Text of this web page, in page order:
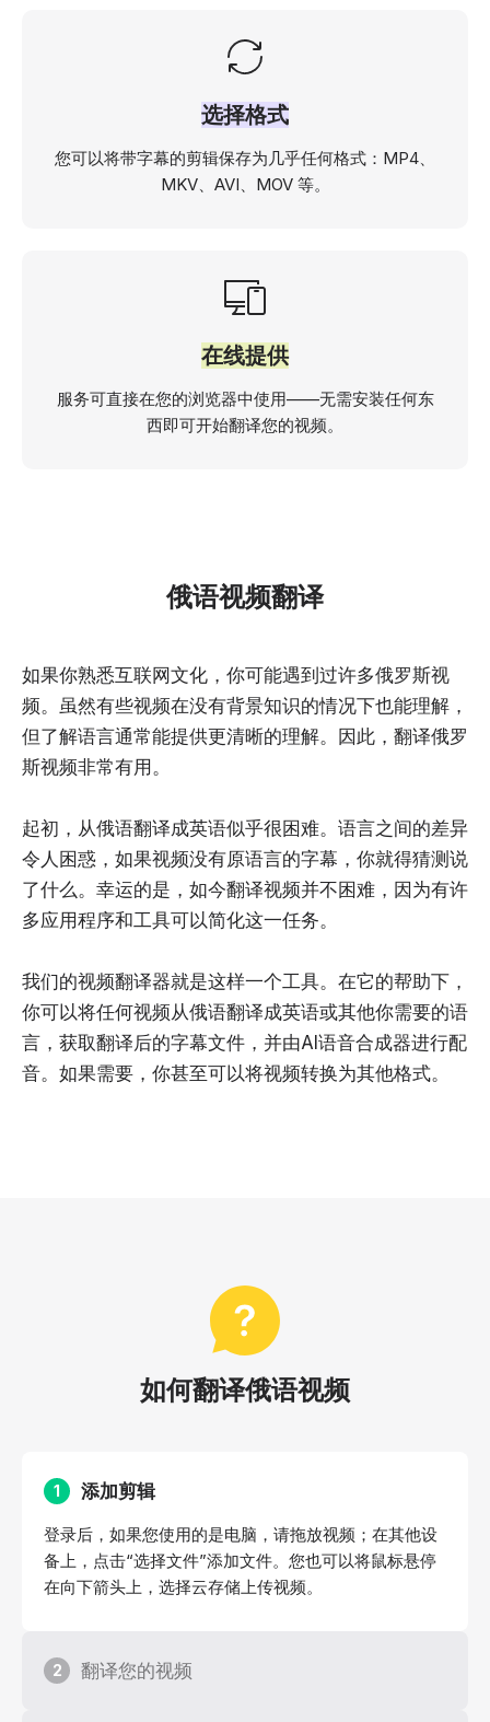
选择格式
您可以将带字幕的剪辑保存为几乎任何格式：MP4、
MKV、AVI、MOV 等。
在线提供
服务可直接在您的浏览器中使用——无需安装任何东
西即可开始翻译您的视频。
俄语视频翻译
如果你熟悉互联网文化，你可能遇到过许多俄罗斯视
频。虽然有些视频在没有背景知识的情况下也能理解，
但了解语言通常能提供更清晰的理解。因此，翻译俄罗
斯视频非常有用。
起初，从俄语翻译成英语似乎很困难。语言之间的差异
令人困惑，如果视频没有原语言的字幕，你就得猜测说
了什么。幸运的是，如今翻译视频并不困难，因为有许
多应用程序和工具可以简化这一任务。
我们的视频翻译器就是这样一个工具。在它的帮助下，
你可以将任何视频从俄语翻译成英语或其他你需要的语
言，获取翻译后的字幕文件，并由AI语音合成器进行配
音。如果需要，你甚至可以将视频转换为其他格式。
如何翻译俄语视频
1 添加剪辑
登录后，如果您使用的是电脑，请拖放视频；在其他设
备上，点击“选择文件”添加文件。您也可以将鼠标悬停
在向下箭头上，选择云存储上传视频。
2 翻译您的视频